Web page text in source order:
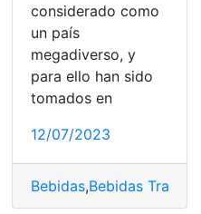
considerado como
un país
megadiverso, y
para ello han sido
tomados en
12/07/2023
Bebidas,Bebidas